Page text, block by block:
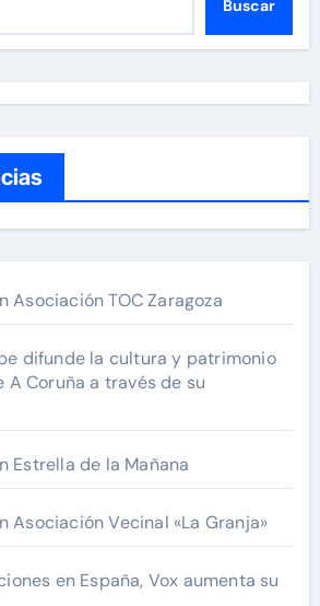
Buscar
Asociación TOC Zaragoza
difunde la cultura y patrimonio
Coruña a través de su
Estrella de la Mañana
Asociación Vecinal «La Granja»
en España, Vox aumenta su